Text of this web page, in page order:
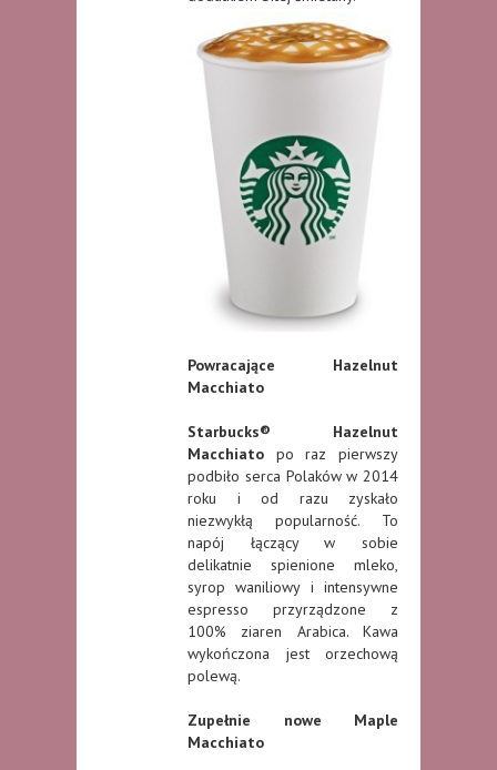
Powracające Hazelnut
Macchiato
Starbucks® Hazelnut
Macchiato po raz pierwszy
podbiło serca Polaków w 2014
roku i od razu zyskało
niezwykłą popularność. To
napój łączący w sobie
delikatnie spienione mleko,
syrop waniliowy i intensywne
espresso przyrządzone z
100% ziaren Arabica. Kawa
wykończona jest orzechową
polewą.
Zupełnie nowe Maple
Macchiato